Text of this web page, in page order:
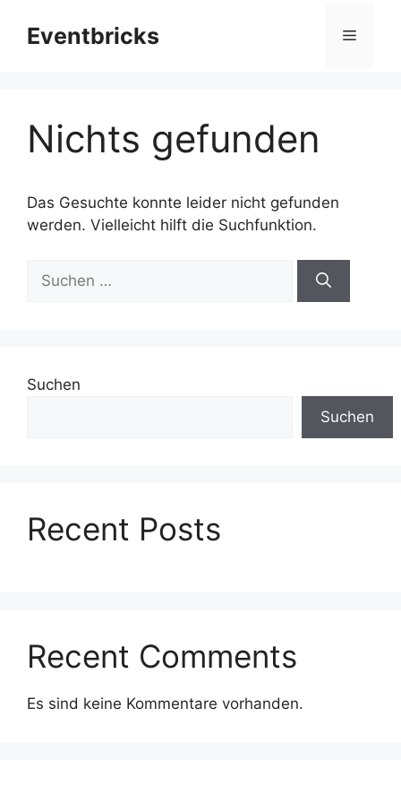
InhaltEventbricks Menü
Nichts gefunden
Das Gesuchte konnte leider nicht gefunden
werden. Vielleicht hilft die Suchfunktion.
nach:
Suchen
Suchen
Recent Posts
Recent Comments
Es sind keine Kommentare vorhanden.